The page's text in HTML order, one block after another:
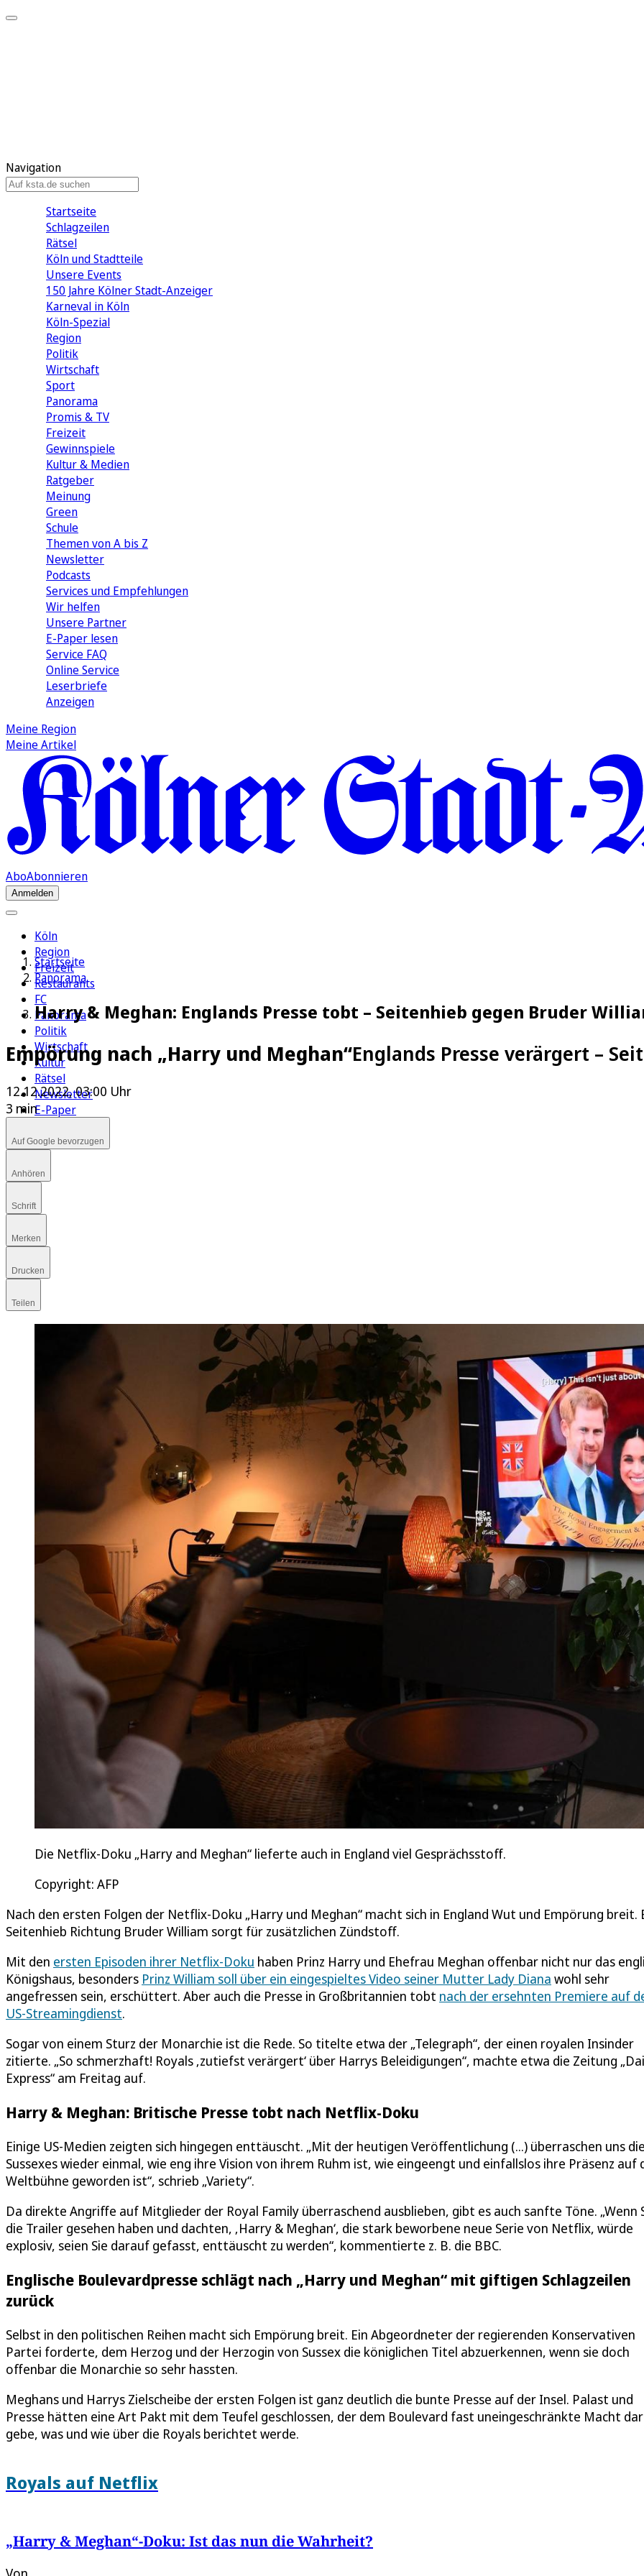
Navigation
Startseite
Schlagzeilen
Rätsel
Köln und Stadtteile
Unsere Events
150 Jahre Kölner Stadt-Anzeiger
Karneval in Köln
Köln-Spezial
Region
Politik
Wirtschaft
Sport
Panorama
Promis & TV
Freizeit
Gewinnspiele
Kultur & Medien
Ratgeber
Meinung
Green
Schule
Themen von A bis Z
Newsletter
Podcasts
Services und Empfehlungen
Wir helfen
Unsere Partner
E-Paper lesen
Service FAQ
Online Service
Leserbriefe
Anzeigen
Meine Region
Meine Artikel
AboAbonnieren
Anmelden
Köln
Region
Freizeit
Restaurants
FC
Panorama
Politik
Wirtschaft
Kultur
Rätsel
Newsletter
E-Paper
Startseite
Panorama
Harry & Meghan: Englands Presse tobt – Seitenhieb gegen Bruder
Empörung nach „Harry und Meghan“Englands Presse verärgert –
12.12.2022, 03:00 Uhr
3 min
Auf Google bevorzugen
Anhören
Schrift
Merken
Drucken
Teilen
Die Netflix-Doku „Harry and Meghan“ lieferte auch in England viel Gesprächsstoff.
Copyright: AFP
Nach den ersten Folgen der Netflix-Doku „Harry und Meghan“ macht sich in England Wut und Empörung breit.
Seitenhieb Richtung Bruder William sorgt für zusätzlichen Zündstoff.
Mit den ersten Episoden ihrer Netflix-Doku haben Prinz Harry und Ehefrau Meghan offenbar nicht nur das
Königshaus, besonders Prinz William soll über ein eingespieltes Video seiner Mutter Lady Diana wohl sehr
angefressen sein, erschüttert. Aber auch die Presse in Großbritannien tobt nach der ersehnten Premiere auf
US-Streamingdienst.
Sogar von einem Sturz der Monarchie ist die Rede. So titelte etwa der „Telegraph“, der einen royalen Insinder
zitierte. „So schmerzhaft! Royals ‚zutiefst verärgert‘ über Harrys Beleidigungen“, machte etwa die Zeitung
Express“ am Freitag auf.
Harry & Meghan: Britische Presse tobt nach Netflix-Doku
Einige US-Medien zeigten sich hingegen enttäuscht. „Mit der heutigen Veröffentlichung (...) überraschen uns
Sussexes wieder einmal, wie eng ihre Vision von ihrem Ruhm ist, wie eingeengt und einfallslos ihre Präsenz auf
Weltbühne geworden ist“, schrieb „Variety“.
Da direkte Angriffe auf Mitglieder der Royal Family überraschend ausblieben, gibt es auch sanfte Töne. „Wenn
die Trailer gesehen haben und dachten, ‚Harry & Meghan‘, die stark beworbene neue Serie von Netflix, würde
explosiv, seien Sie darauf gefasst, enttäuscht zu werden“, kommentierte z. B. die BBC.
Englische Boulevardpresse schlägt nach „Harry und Meghan“ mit giftigen Schlagzeilen
zurück
Selbst in den politischen Reihen macht sich Empörung breit. Ein Abgeordneter der regierenden Konservativen
Partei forderte, dem Herzog und der Herzogin von Sussex die königlichen Titel abzuerkennen, wenn sie doch
offenbar die Monarchie so sehr hassten.
Meghans und Harrys Zielscheibe der ersten Folgen ist ganz deutlich die bunte Presse auf der Insel. Palast und
Presse hätten eine Art Pakt mit dem Teufel geschlossen, der dem Boulevard fast uneingeschränkte Macht
gebe, was und wie über die Royals berichtet werde.
Royals auf Netflix
„Harry & Meghan“-Doku: Ist das nun die Wahrheit?